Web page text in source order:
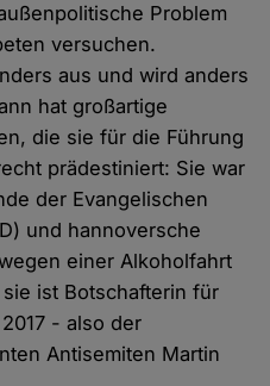
Problem
versuchen.
aus und wird anders
hat großartige
die sie für die Führung
prädestiniert: Sie war
der Evangelischen
und hannoversche
einer Alkoholfahrt
ist Botschafterin für
- also der
Antisemiten Martin